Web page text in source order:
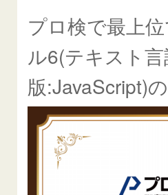
保護者様からの声 メディア掲載実
Instagram Facebook Q&A
採用情報
プロ検で最上
ル6(テキスト
版:JavaScript)